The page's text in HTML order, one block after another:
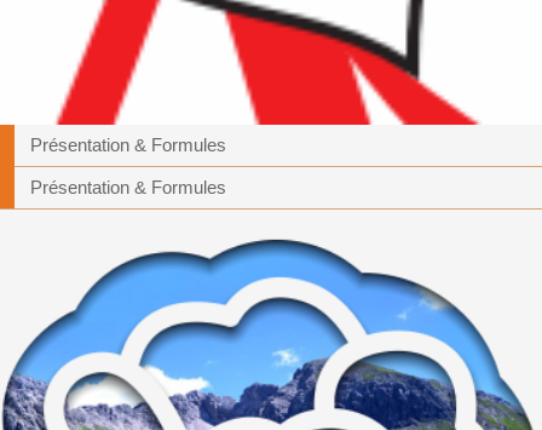
Présentation & Formules
Présentation & Formules